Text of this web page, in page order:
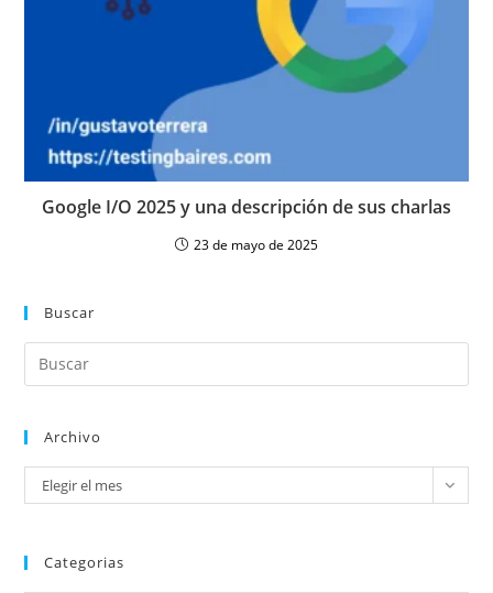
Google I/O 2025 y una descripción de sus charlas
23 de mayo de 2025
Buscar
Archivo
Elegir el mes
Categorias